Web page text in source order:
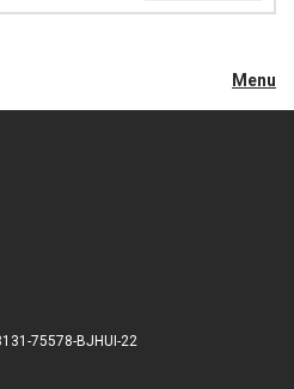
Menu
75578-BJHUI-22